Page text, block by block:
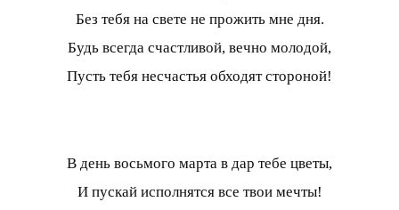
Без тебя на свете не прожить мне дня.
Будь всегда счастливой, вечно молодой,
Пусть тебя несчастья обходят стороной!
В день восьмого марта в дар тебе цветы,
И пускай исполнятся все твои мечты!